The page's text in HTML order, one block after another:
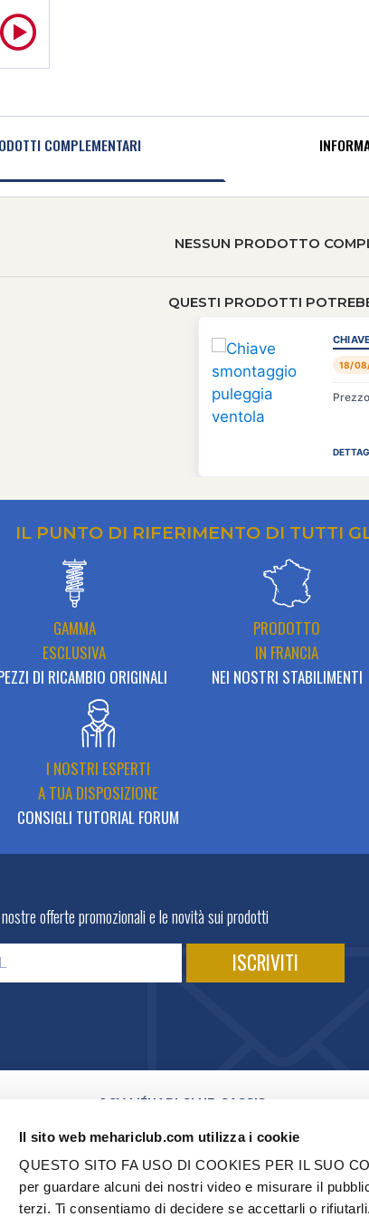
Il sito web mehariclub.com utilizza i cookie
QUESTO SITO FA USO DI COOKIES PER IL SUO
per guardare alcuni dei nostri video e misurare il
terzi. Ti consentiamo di decidere se accettarli o rifiutarli.
COMPLEMENTARI
NESSUN PRODOTTO
QUESTI PRODOTTI
18/
IL PUNTO DI RIFERIMENTO DI TUTTI
GAMMA
ESCLUSIVA
DI RICAMBIO ORIGINALI
PRODOTTO
IN FRANCIA
NEI NOSTRI STABILIMENTI
I NOSTRI ESPERTI
A TUA DISPOSIZIONE
CONSIGLI TUTORIAL FORUM
offerte promozionali e le novità sui prodotti
(0)4 42
–
2CV MÉHARI CLUB CASSIS
ATTIVITÀ
PRESENTAZIONE VIDEO
RETE DEI CENTRI AUTORIZZATI
CERTIFICAZIONI E MARCHI